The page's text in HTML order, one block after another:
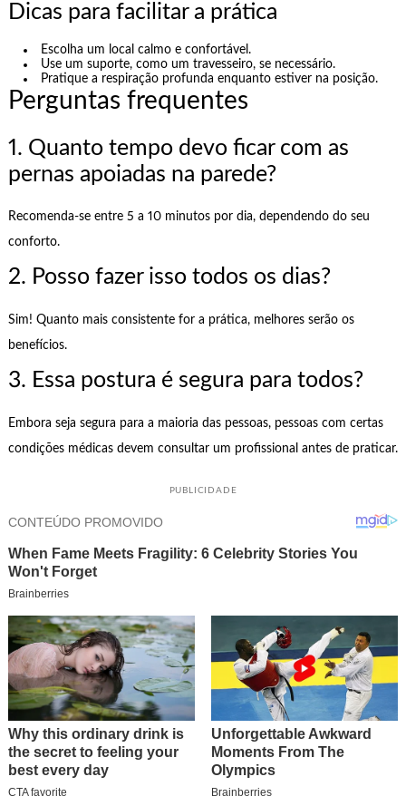
Dicas para facilitar a prática
Escolha um local calmo e confortável.
Use um suporte, como um travesseiro, se necessário.
Pratique a respiração profunda enquanto estiver na posição.
Perguntas frequentes
1. Quanto tempo devo ficar com as
pernas apoiadas na parede?
Recomenda-se entre 5 a 10 minutos por dia, dependendo do seu
conforto.
2. Posso fazer isso todos os dias?
Sim! Quanto mais consistente for a prática, melhores serão os
benefícios.
3. Essa postura é segura para todos?
Embora seja segura para a maioria das pessoas, pessoas com certas
condições médicas devem consultar um profissional antes de praticar.
PUBLICIDADE